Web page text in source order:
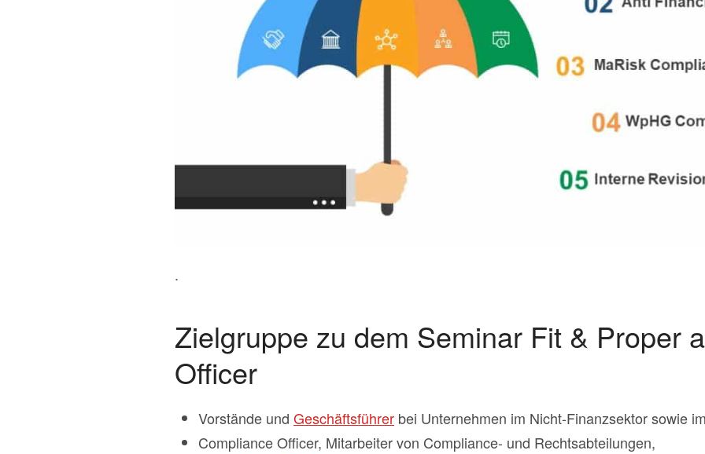
.
Zielgruppe zu dem Seminar Fit & Proper
Officer
Vorstände und Geschäftsführer bei Unternehmen im Nicht-Finanzsektor sowie
Compliance Officer, Mitarbeiter von Compliance- und Rechtsabteilungen,